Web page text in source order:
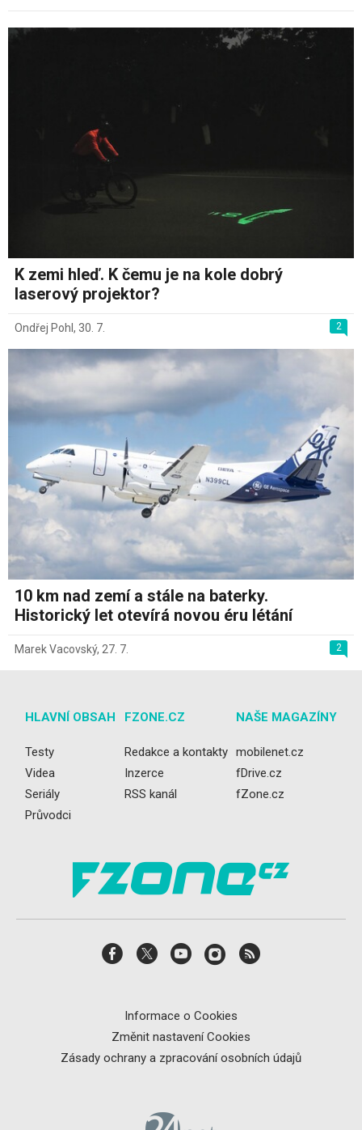
K zemi hleď. K čemu je na kole dobrý
laserový projektor?
2
Ondřej Pohl , 30. 7.
10 km nad zemí a stále na baterky.
Historický let otevírá novou éru létání
2
Marek Vacovský, 27. 7.
HLAVNÍ OBSAH
Testy
Videa
Seriály
Průvodci
FZONE.CZ
Redakce a kontakty
Inzerce
RSS kanál
NAŠE MAGAZÍNY
mobilenet.cz
fDrive.cz
fZone.cz
Informace o Cookies
Změnit nastavení Cookies
Zásady ochrany a zpracování osobních údajů